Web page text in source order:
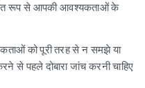
रूप से आपकी आवश्यकताओं के
को पूरी तरह से न समझे या
से पहले दोबारा जांच करनी चाहिए